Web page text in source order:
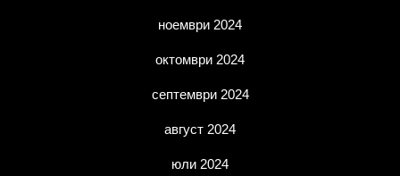
ноември 2024
октомври 2024
септември 2024
август 2024
юли 2024